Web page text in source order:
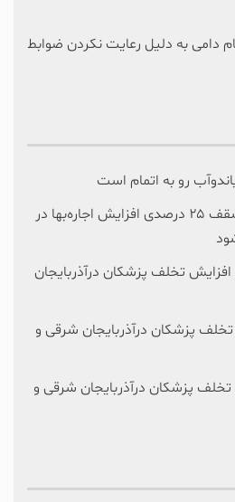
خام دامی به دلیل رعایت نکردن ضوابط
رو به اتمام است
سقف ۲۵ درصدی افزایش اجاره‌بها در
افزایش تخلف پزشکان درآذربایجان
پزشکان درآذربایجان شرقی و
پزشکان درآذربایجان شرقی و